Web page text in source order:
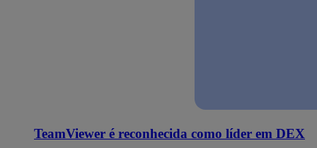
TeamViewer é reconhecida como líder em DEX